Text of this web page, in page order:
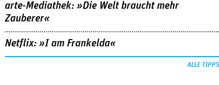
arte-Mediathek: »Die Welt braucht mehr
Zauberer«
Netflix: »I am Frankelda«
ALLE TIPPS